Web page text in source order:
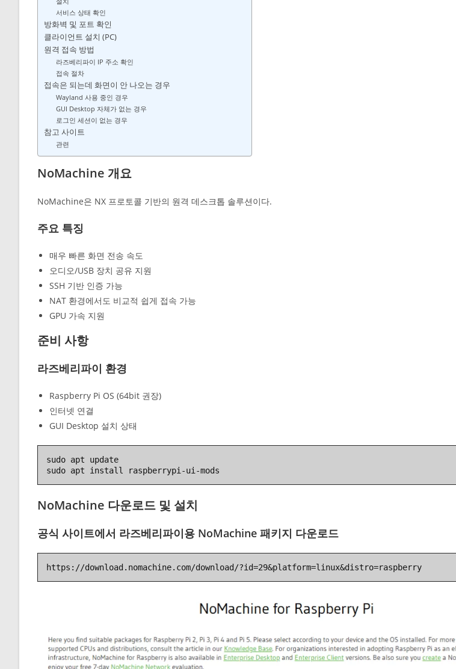
서비스 상태 확인
방화벽 및 포트 확인
클라이언트 설치 (PC)
원격 접속 방법
라즈베리파이 IP 주소 확인
접속 절차
접속은 되는데 화면이 안 나오는 경우
Wayland 사용 중인 경우
GUI Desktop 자체가 없는 경우
로그인 세션이 없는 경우
참고 사이트
관련
NoMachine 개요
NoMachine은 NX 프로토콜 기반의 원격 데스크톱 솔루션이다.
주요 특징
매우 빠른 화면 전송 속도
오디오/USB 장치 공유 지원
SSH 기반 인증 가능
NAT 환경에서도 비교적 쉽게 접속 가능
GPU 가속 지원
준비 사항
라즈베리파이 환경
Raspberry Pi OS (64bit 권장)
인터넷 연결
GUI Desktop 설치 상태
sudo apt update
sudo apt install raspberrypi-ui-mods
NoMachine 다운로드 및 설치
공식 사이트에서 라즈베리파이용 NoMachine 패키지 다운로드
https://download.nomachine.com/download/?id=29&platform=linux&distro=raspberry